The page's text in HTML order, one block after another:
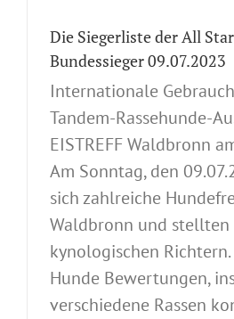
Die Siegerliste der All
Bundessieger 09.07.2023
Internationale
Tandem-Rassehunde-
EISTREFF Waldbronn
Am Sonntag, den
sich zahlreiche
Waldbronn und stellten
kynologischen
Hunde Bewertungen,
verschiedene Rassen